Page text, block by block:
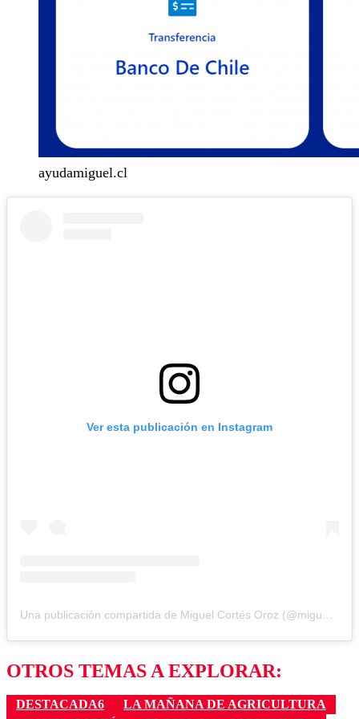
ayudamiguel.cl
Ver esta publicación en Instagram
OTROS TEMAS A EXPLORAR:
DESTACADA6
LA MAÑANA DE AGRICULTURA